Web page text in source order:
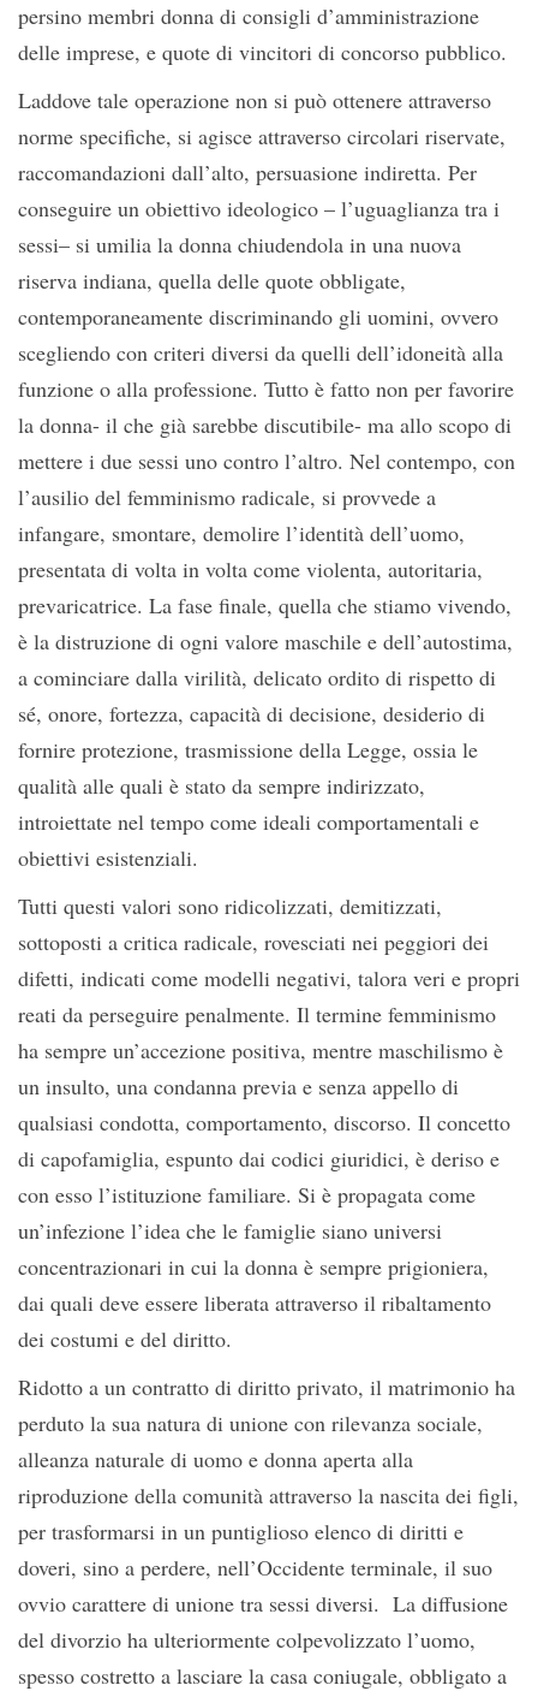
persino membri donna di consigli d’amministrazione
delle imprese, e quote di vincitori di concorso pubblico.
Laddove tale operazione non si può ottenere attraverso
norme specifiche, si agisce attraverso circolari riservate,
raccomandazioni dall’alto, persuasione indiretta. Per
conseguire un obiettivo ideologico – l’uguaglianza tra i
sessi– si umilia la donna chiudendola in una nuova
riserva indiana, quella delle quote obbligate,
contemporaneamente discriminando gli uomini, ovvero
scegliendo con criteri diversi da quelli dell’idoneità alla
funzione o alla professione. Tutto è fatto non per favorire
la donna- il che già sarebbe discutibile- ma allo scopo di
mettere i due sessi uno contro l’altro. Nel contempo, con
l’ausilio del femminismo radicale, si provvede a
infangare, smontare, demolire l’identità dell’uomo,
presentata di volta in volta come violenta, autoritaria,
prevaricatrice. La fase finale, quella che stiamo vivendo,
è la distruzione di ogni valore maschile e dell’autostima,
a cominciare dalla virilità, delicato ordito di rispetto di
sé, onore, fortezza, capacità di decisione, desiderio di
fornire protezione, trasmissione della Legge, ossia le
qualità alle quali è stato da sempre indirizzato,
introiettate nel tempo come ideali comportamentali e
obiettivi esistenziali.
Tutti questi valori sono ridicolizzati, demitizzati,
sottoposti a critica radicale, rovesciati nei peggiori dei
difetti, indicati come modelli negativi, talora veri e propri
reati da perseguire penalmente. Il termine femminismo
ha sempre un’accezione positiva, mentre maschilismo è
un insulto, una condanna previa e senza appello di
qualsiasi condotta, comportamento, discorso. Il concetto
di capofamiglia, espunto dai codici giuridici, è deriso e
con esso l’istituzione familiare. Si è propagata come
un’infezione l’idea che le famiglie siano universi
concentrazionari in cui la donna è sempre prigioniera,
dai quali deve essere liberata attraverso il ribaltamento
dei costumi e del diritto.
Ridotto a un contratto di diritto privato, il matrimonio ha
perduto la sua natura di unione con rilevanza sociale,
alleanza naturale di uomo e donna aperta alla
riproduzione della comunità attraverso la nascita dei figli,
per trasformarsi in un puntiglioso elenco di diritti e
doveri, sino a perdere, nell’Occidente terminale, il suo
ovvio carattere di unione tra sessi diversi. La diffusione
del divorzio ha ulteriormente colpevolizzato l’uomo,
spesso costretto a lasciare la casa coniugale, obbligato a